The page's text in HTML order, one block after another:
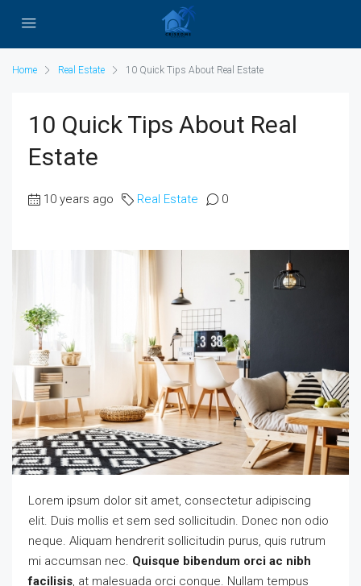
Home Real Estate 10 Quick Tips About Real Estate
10 Quick Tips About Real
Estate
10 years ago Real Estate 0
Lorem ipsum dolor sit amet, consectetur adipiscing
elit. Duis mollis et sem sed sollicitudin. Donec non odio
neque. Aliquam hendrerit sollicitudin purus, quis rutrum
mi accumsan nec. Quisque bibendum orci ac nibh
facilisis, at malesuada orci congue. Nullam tempus